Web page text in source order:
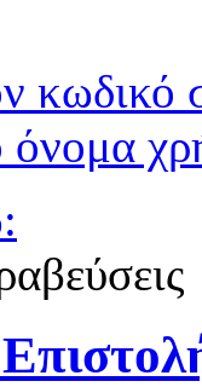
κωδικό
όνομα